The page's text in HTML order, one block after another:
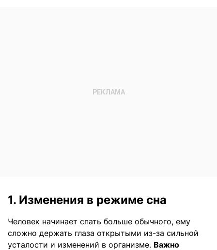
1. Изменения в режиме сна
Человек начинает спать больше обычного, ему
сложно держать глаза открытыми из-за сильной
усталости и изменений в организме. Важно